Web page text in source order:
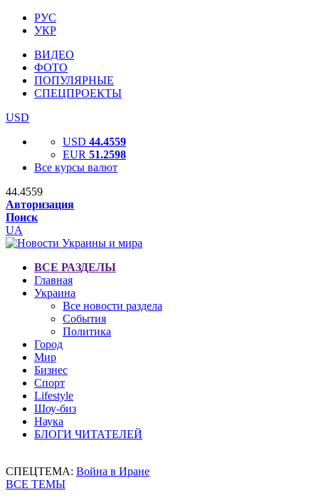
РУС
УКР
ВИДЕО
ФОТО
ПОПУЛЯРНЫЕ
СПЕЦПРОЕКТЫ
USD
USD 44.4559
EUR 51.2598
Все курсы валют
44.4559
Авторизация
Поиск
UA
ВСЕ РАЗДЕЛЫ
Главная
Украина
Все новости раздела
События
Политика
Город
Мир
Бизнес
Спорт
Lifestyle
Шоу-биз
Наука
БЛОГИ ЧИТАТЕЛЕЙ
СПЕЦТЕМА: Война в Иране
ВСЕ ТЕМЫ